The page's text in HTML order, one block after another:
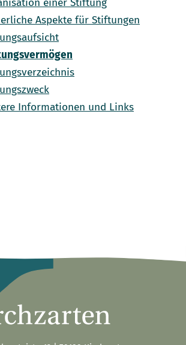
einer Stiftung
Aspekte für Stiftungen
Informationen und Links